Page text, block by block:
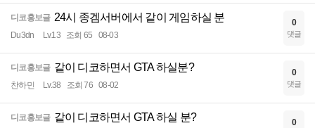
디코홍보글 24시 종겜서버에서 같이 게임하실 분
Du3dn Lv.13 조회 65 08-03
0
댓글
디코홍보글 같이 디코하면서 GTA 하실분?
찬하민 Lv.38 조회 76 08-02
0
댓글
디코홍보글 같이 디코하면서 GTA 하실 분? 0